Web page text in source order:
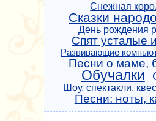
Снежная
Сказки
День рождения
Спят усталые
Развивающие
Песни о маме,
Обучалки
Шоу, спектакли,
Песни: ноты,